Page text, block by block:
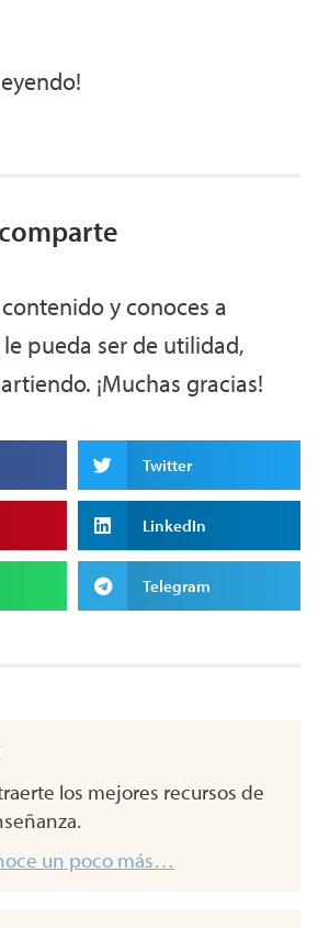
y conoces a
pueda ser de utilidad,
¡Muchas gracias!
Twitter
LinkedIn
Telegram
los mejores recursos de
un poco más…